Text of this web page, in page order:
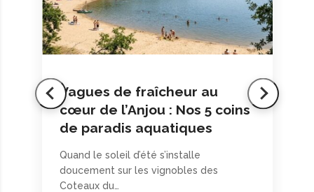
Vagues de fraîcheur au
cœur de l’Anjou : Nos 5 coins
de paradis aquatiques
Quand le soleil d’été s’installe
doucement sur les vignobles des
Coteaux du…